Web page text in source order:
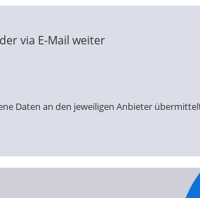
via E-Mail weiter
Daten an den jeweiligen Anbieter